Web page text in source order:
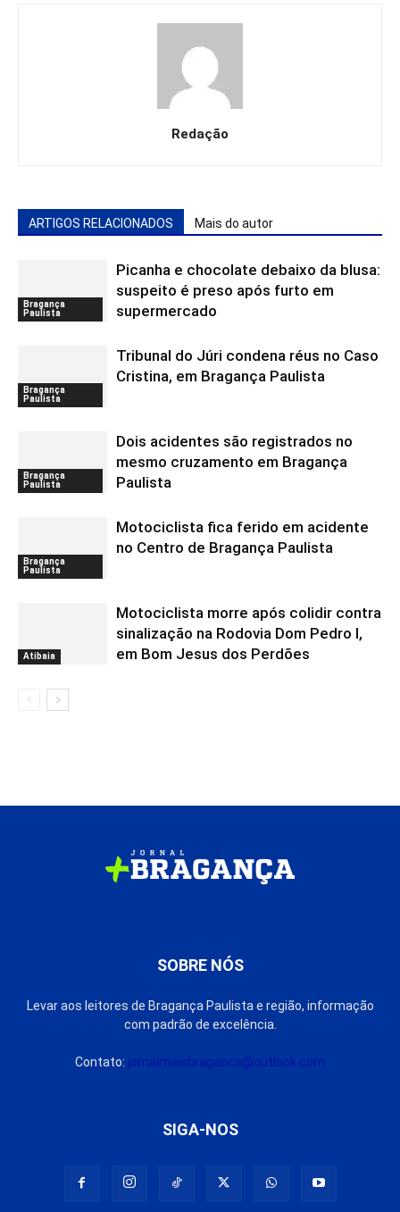
Redação
ARTIGOS RELACIONADOS Mais do autor
Bragança
Paulista
Picanha e chocolate debaixo da blusa:
suspeito é preso após furto em
supermercado
Bragança
Paulista
Tribunal do Júri condena réus no Caso
Cristina, em Bragança Paulista
Bragança
Paulista
Dois acidentes são registrados no
mesmo cruzamento em Bragança
Paulista
Bragança
Paulista
Motociclista fica ferido em acidente
no Centro de Bragança Paulista
Atibaia
Motociclista morre após colidir contra
sinalização na Rodovia Dom Pedro I,
em Bom Jesus dos Perdões
SOBRE NÓS
Levar aos leitores de Bragança Paulista e região, informação
com padrão de excelência.
Contato: jornalmaisbraganca@outlook.com
SIGA-NOS